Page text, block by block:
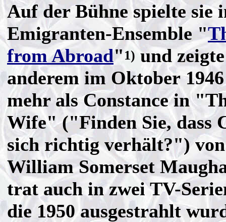
Auf der Bühne spielte sie
Emigranten-Ensemble "
from Abroad"1) und
anderem im Oktober
mehr als Constance in
Wife" ("Finden Sie, dass
sich richtig verhält?") von
William Somerset
trat auch in zwei TV-
die 1950 ausgestrahlt